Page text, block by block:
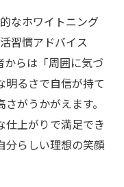
なホワイトニング
習慣アドバイス
からは「周囲に気づ
明るさで自信が持て
がうかがえます。
仕上がりで満足でき
分らしい理想の笑顔